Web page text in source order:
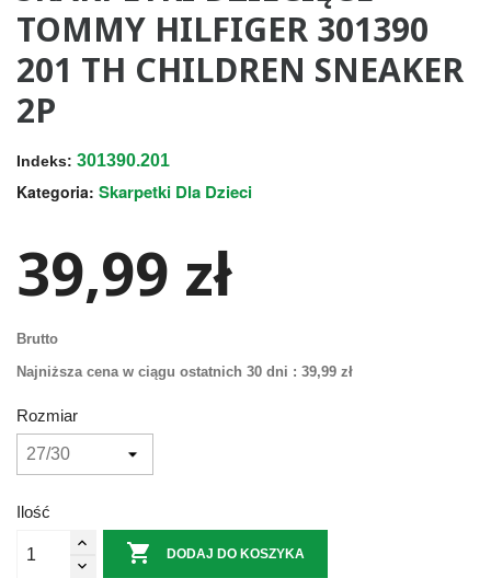
TOMMY HILFIGER 301390
201 TH CHILDREN SNEAKER
2P
Indeks: 301390.201
Kategoria: Skarpetki Dla Dzieci
39,99 zł
Brutto
Najniższa cena w ciągu ostatnich 30 dni : 39,99 zł
Rozmiar
Ilość
 DODAJ DO KOSZYKA